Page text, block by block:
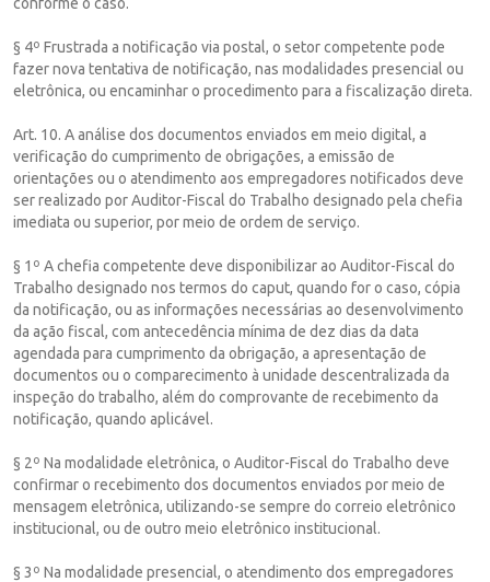
§ 4º Frustrada a notificação via postal, o setor competente pode
fazer nova tentativa de notificação, nas modalidades presencial ou
eletrônica, ou encaminhar o procedimento para a fiscalização direta.
Art. 10. A análise dos documentos enviados em meio digital, a
verificação do cumprimento de obrigações, a emissão de
orientações ou o atendimento aos empregadores notificados deve
ser realizado por Auditor-Fiscal do Trabalho designado pela chefia
imediata ou superior, por meio de ordem de serviço.
§ 1º A chefia competente deve disponibilizar ao Auditor-Fiscal do
Trabalho designado nos termos do caput, quando for o caso, cópia
da notificação, ou as informações necessárias ao desenvolvimento
da ação fiscal, com antecedência mínima de dez dias da data
agendada para cumprimento da obrigação, a apresentação de
documentos ou o comparecimento à unidade descentralizada da
inspeção do trabalho, além do comprovante de recebimento da
notificação, quando aplicável.
§ 2º Na modalidade eletrônica, o Auditor-Fiscal do Trabalho deve
confirmar o recebimento dos documentos enviados por meio de
mensagem eletrônica, utilizando-se sempre do correio eletrônico
institucional, ou de outro meio eletrônico institucional.
§ 3º Na modalidade presencial, o atendimento dos empregadores